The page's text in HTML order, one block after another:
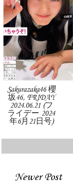
Sakurazaka46 櫻
坂46, FRIDAY
2024.06.21 (フ
ライデー 2024
年6月21日号)
Newer Post